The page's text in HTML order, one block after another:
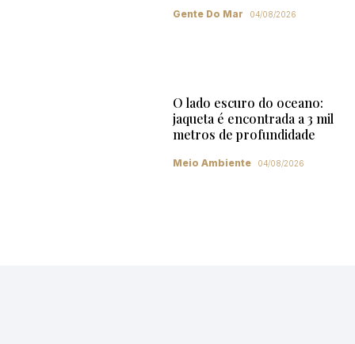
Gente Do Mar 04/08/2026
O lado escuro do oceano:
jaqueta é encontrada a 3 mil
metros de profundidade
Meio Ambiente 04/08/2026